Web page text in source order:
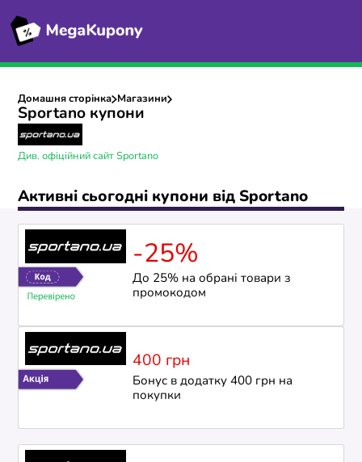
Домашня сторінка Магазини
Sportano купони
Див. офіційний сайт Sportano
Активні сьогодні купони від Sportano
-25%
До 25% на обрані товари з
промокодом
400 грн
Бонус в додатку 400 грн на
покупки